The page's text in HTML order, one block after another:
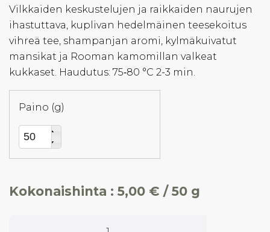
Vilkkaiden keskustelujen ja raikkaiden naurujen
ihastuttava, kuplivan hedelmäinen teesekoitus
vihreä tee, shampanjan aromi, kylmäkuivatut
mansikat ja Rooman kamomillan valkeat
kukkaset. Haudutus: 75‐80 °C 2-3 min.
Paino (g)
Kokonaishinta : 5,00 € / 50 g